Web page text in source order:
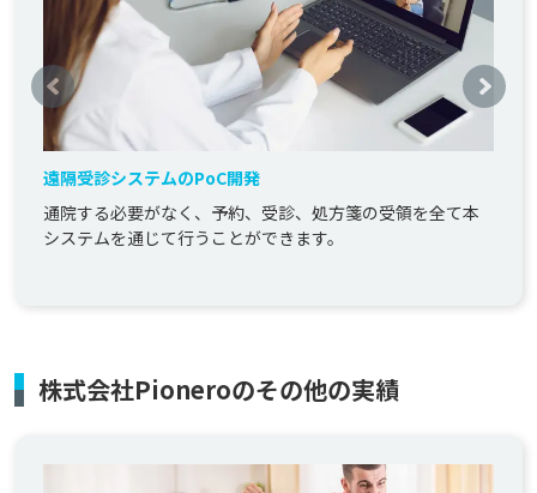
遠隔受診システムのPoC開発
通院する必要がなく、予約、受診、処方箋の受領を全て本
システムを通じて行うことができます。
株式会社Pioneroのその他の実績